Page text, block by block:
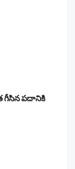
గీసిన పదానికి